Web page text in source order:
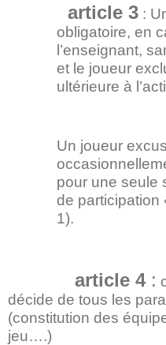
article 3:
obligatoire, en
l’enseignant,
et le joueur
ultérieure à
Un joueur
pour une seule
de participation
1).
article 4:
décide de tous les
(constitution des
jeu….)